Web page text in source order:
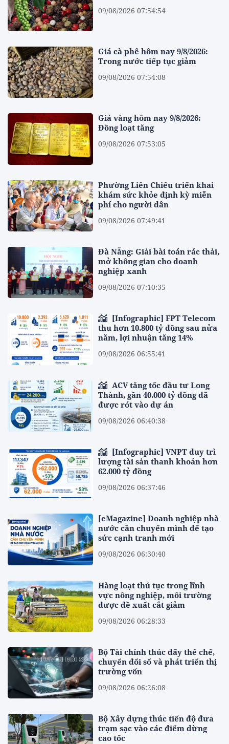
09/08/2026 07:54:54
Giá cà phê hôm nay 9/8/2026:
Trong nước tiếp tục giảm
09/08/2026 07:54:08
Giá vàng hôm nay 9/8/2026:
Đồng loạt tăng
09/08/2026 07:53:05
Phường Liên Chiểu triển khai
khám sức khỏe định kỳ miễn
phí cho người dân
09/08/2026 07:49:41
Đà Nẵng: Giải bài toán rác thải,
mở không gian cho doanh
nghiệp xanh
09/08/2026 07:10:35
thu hơn 10.800 tỷ đồng sau nửa
năm, lợi nhuận tăng 14%
09/08/2026 06:55:41
Thành, gần 40.000 tỷ đồng đã
được rót vào dự án
09/08/2026 06:40:38
lượng tài sản thanh khoản hơn
62.000 tỷ đồng
09/08/2026 06:37:46
[eMagazine] Doanh nghiệp nhà
nước cần chuyển mình để tạo
sức cạnh tranh mới
09/08/2026 06:30:40
Hàng loạt thủ tục trong lĩnh
vực nông nghiệp, môi trường
được đề xuất cắt giảm
09/08/2026 06:28:33
Bộ Tài chính thúc đẩy thể chế,
chuyển đổi số và phát triển thị
trường vốn
09/08/2026 06:26:08
Bộ Xây dựng thúc tiến độ đưa
trạm sạc vào các điểm dừng
cao tốc